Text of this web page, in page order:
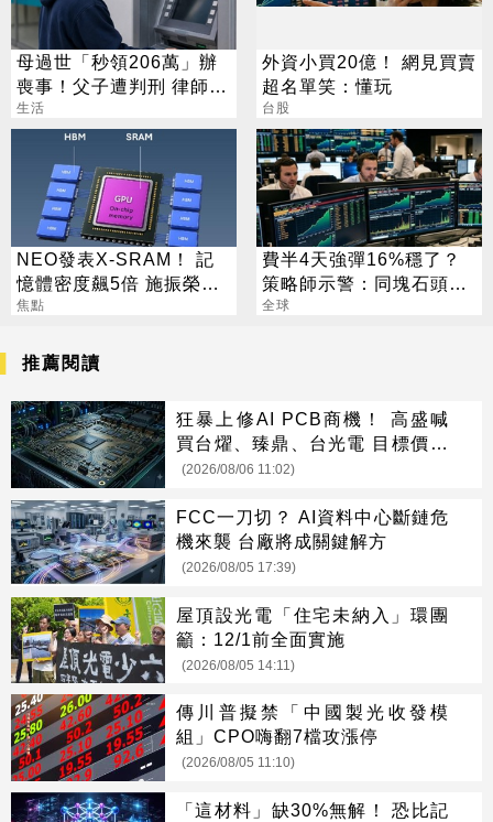
母過世「秒領206萬」辦
喪事！父子遭判刑 律師：
搶錢先下手是罪
生活
外資小買20億！ 網見買賣
超名單笑：懂玩
台股
NEO發表X-SRAM！ 記
憶體密度飆5倍 施振榮：
半導體迎新革命
焦點
費半4天強彈16%穩了？
策略師示警：同塊石頭不
會絆2次
全球
推薦閱讀
狂暴上修AI PCB商機！ 高盛喊
買台燿、臻鼎、台光電 目標價曝
光
(2026/08/06 11:02)
FCC一刀切？ AI資料中心斷鏈危
機來襲 台廠將成關鍵解方
(2026/08/05 17:39)
屋頂設光電「住宅未納入」環團
籲：12/1前全面實施
(2026/08/05 14:11)
傳川普擬禁「中國製光收發模
組」CPO嗨翻7檔攻漲停
(2026/08/05 11:10)
「這材料」缺30%無解！ 恐比記